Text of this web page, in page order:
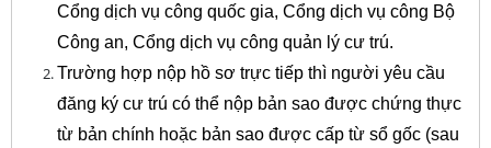
Cổng dịch vụ công quốc gia, Cổng dịch vụ công Bộ
Công an, Cổng dịch vụ công quản lý cư trú.
Trường hợp nộp hồ sơ trực tiếp thì người yêu cầu
đăng ký cư trú có thể nộp bản sao được chứng thực
từ bản chính hoặc bản sao được cấp từ sổ gốc (sau